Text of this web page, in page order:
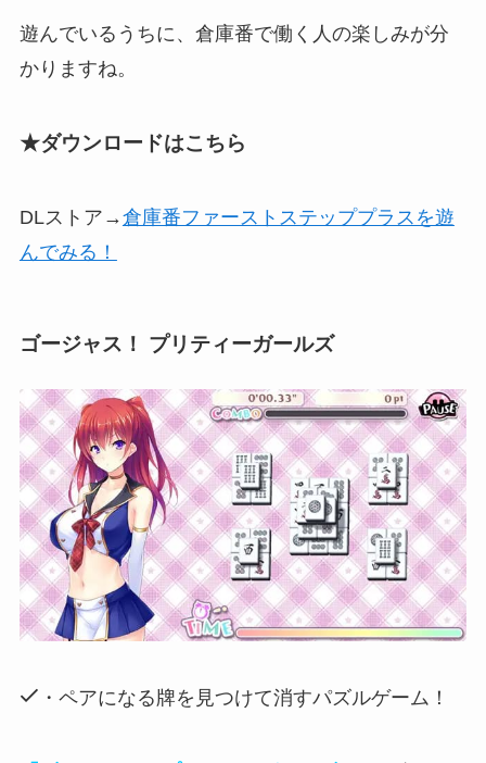
遊んでいるうちに、倉庫番で働く人の楽しみが分
かりますね。
★ダウンロードはこちら
DLストア→倉庫番ファーストステッププラスを遊
んでみる！
ゴージャス！ プリティーガールズ
・ペアになる牌を見つけて消すパズルゲーム！